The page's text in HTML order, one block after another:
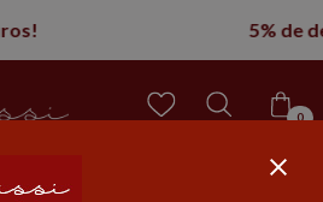
na 1° compra
0